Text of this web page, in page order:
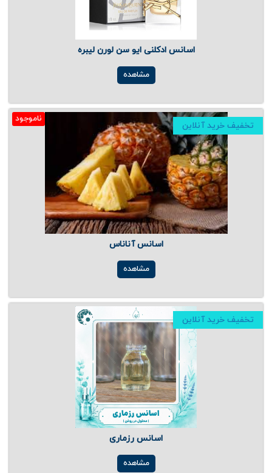
اسانس ادکلنی ایو سن لورن لیبره
مشاهده
ناموجود
تخفیف خرید آنلاین
اسانس آناناس
مشاهده
تخفیف خرید آنلاین
اسانس رزماری
مشاهده